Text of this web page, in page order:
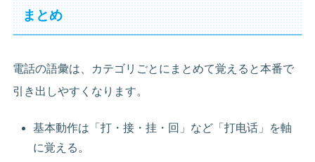
まとめ
電話の語彙は、カテゴリごとにまとめて覚えると本番で
引き出しやすくなります。
基本動作は「打・接・挂・回」など「打电话」を軸
に覚える。